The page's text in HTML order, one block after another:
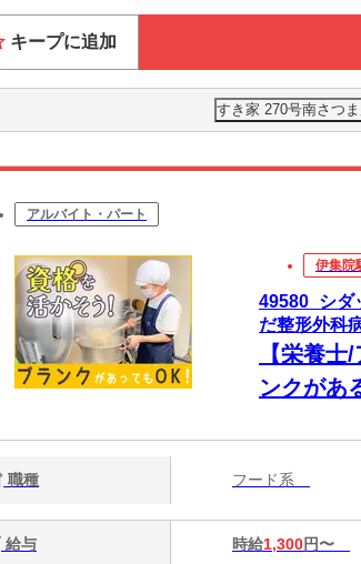
キープに追加
すき家 270号南さつ
アルバイト・パート
伊集院
49580_シダ
だ整形外科
【栄養
ンクがあ
職種 フード系
給与 時給1,300円〜